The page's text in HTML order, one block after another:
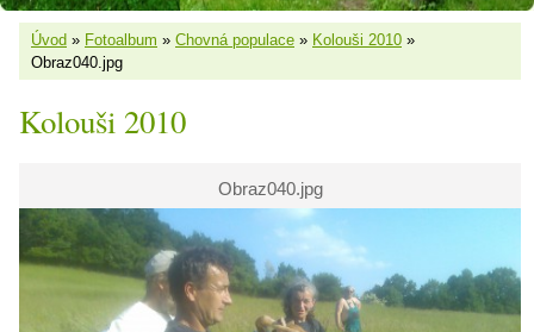
Úvod » Fotoalbum » Chovná populace » Kolouši 2010 »
Obraz040.jpg
Kolouši 2010
Obraz040.jpg